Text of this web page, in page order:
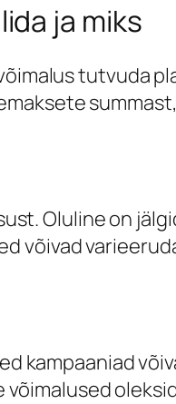
ja miks
tutvuda
Oluline on
võivad
kampaaniad